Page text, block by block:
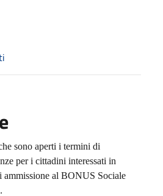
sono aperti i termini di
per i cittadini interessati in
ammissione al BONUS Sociale